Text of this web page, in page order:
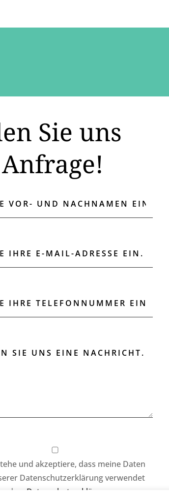
Sie uns
und akzeptiere, dass meine Daten
Datenschutzerklärung verwendet